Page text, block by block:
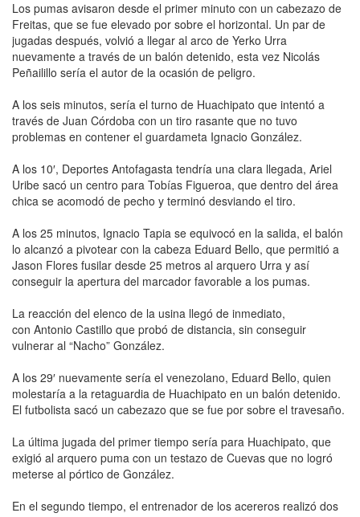
Los pumas avisaron desde el primer minuto con un cabezazo de
Freitas, que se fue elevado por sobre el horizontal. Un par de
jugadas después, volvió a llegar al arco de Yerko Urra
nuevamente a través de un balón detenido, esta vez Nicolás
Peñailillo sería el autor de la ocasión de peligro.
A los seis minutos, sería el turno de Huachipato que intentó a
través de Juan Córdoba con un tiro rasante que no tuvo
problemas en contener el guardameta Ignacio González.
A los 10′, Deportes Antofagasta tendría una clara llegada, Ariel
Uribe sacó un centro para Tobías Figueroa, que dentro del área
chica se acomodó de pecho y terminó desviando el tiro.
A los 25 minutos, Ignacio Tapia se equivocó en la salida, el balón
lo alcanzó a pivotear con la cabeza Eduard Bello, que permitió a
Jason Flores fusilar desde 25 metros al arquero Urra y así
conseguir la apertura del marcador favorable a los pumas.
La reacción del elenco de la usina llegó de inmediato,
con Antonio Castillo que probó de distancia, sin conseguir
vulnerar al “Nacho” González.
A los 29′ nuevamente sería el venezolano, Eduard Bello, quien
molestaría a la retaguardia de Huachipato en un balón detenido.
El futbolista sacó un cabezazo que se fue por sobre el travesaño.
La última jugada del primer tiempo sería para Huachipato, que
exigió al arquero puma con un testazo de Cuevas que no logró
meterse al pórtico de González.
En el segundo tiempo, el entrenador de los acereros realizó dos